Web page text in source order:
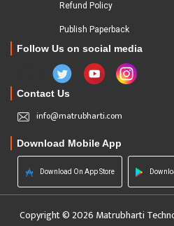
Refund Policy
Publish Paperback
Follow Us on social media
Contact Us
info@matrubharti.com
Download Mobile App
Download On App Store
Copyright © 2026 Matrubharti